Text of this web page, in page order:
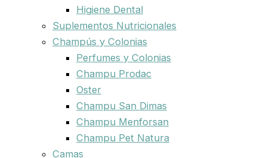
Higiene Dental
Suplementos Nutricionales
Champús y Colonias
Perfumes y Colonias
Champu Prodac
Oster
Champu San Dimas
Champu Menforsan
Champu Pet Natura
Camas